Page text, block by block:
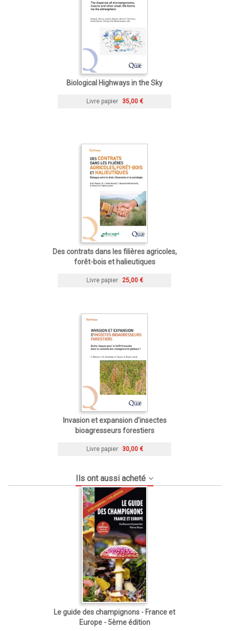
Biological Highways in the Sky
Livre papier 35,00 €
Des contrats dans les filières agricoles,
forêt-bois et halieutiques
Livre papier 25,00 €
Invasion et expansion d'insectes
bioagresseurs forestiers
Livre papier 30,00 €
Ils ont aussi acheté
Le guide des champignons - France et
Europe - 5ème édition